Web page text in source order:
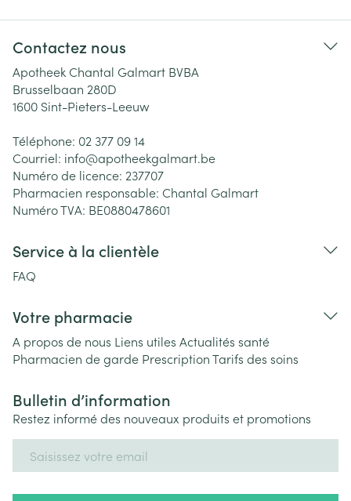
Contactez nous
Apotheek Chantal Galmart BVBA
Brusselbaan 280D
1600 Sint-Pieters-Leeuw
Téléphone: 02 377 09 14
Courriel: info@apotheekgalmart.be
Numéro de licence: 237707
Pharmacien responsable: Chantal Galmart
Numéro TVA: BE0880478601
Service à la clientèle
FAQ
Votre pharmacie
A propos de nous Liens utiles Actualités santé
Pharmacien de garde PrescriptionTarifs des soins
Bulletin d’information
Restez informé des nouveaux produits et promotions